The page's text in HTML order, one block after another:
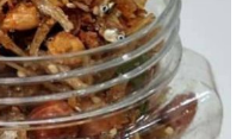
Add to
wishlist